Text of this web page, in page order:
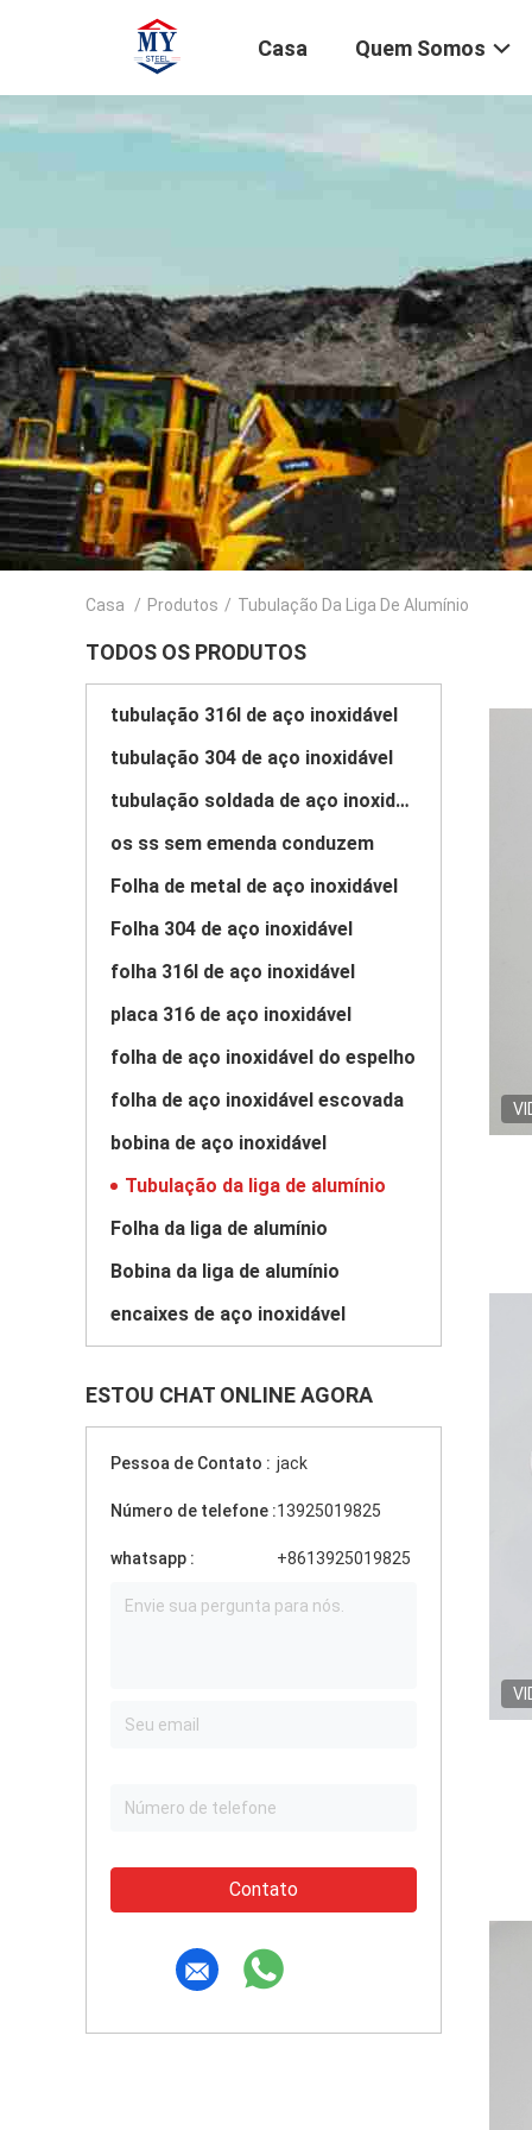
Casa Quem Somos
Casa / Produtos / Tubulação Da Liga De Alumínio
TODOS OS PRODUTOS
tubulação 316l de aço inoxidável
tubulação 304 de aço inoxidável
tubulação soldada de aço inoxidável
os ss sem emenda conduzem
Folha de metal de aço inoxidável
Folha 304 de aço inoxidável
folha 316l de aço inoxidável
placa 316 de aço inoxidável
folha de aço inoxidável do espelho
folha de aço inoxidável escovada
bobina de aço inoxidável
Tubulação da liga de alumínio
Folha da liga de alumínio
Bobina da liga de alumínio
encaixes de aço inoxidável
ESTOU CHAT ONLINE AGORA
Pessoa de Contato : jack
Número de telefone :13925019825
whatsapp : +8613925019825
Contato